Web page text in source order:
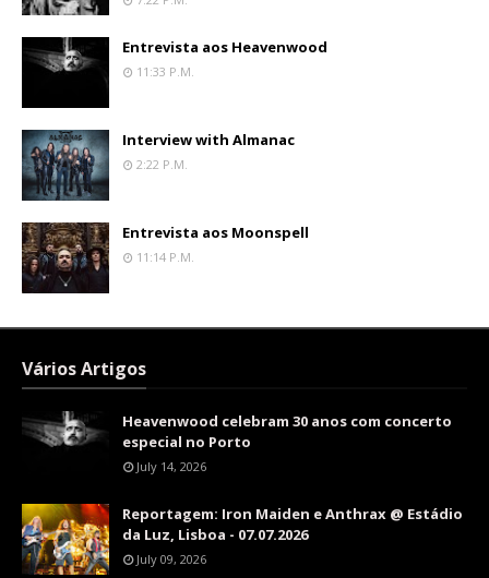
Entrevista aos Heavenwood
11:33 P.m.
Interview with Almanac
2:22 P.m.
Entrevista aos Moonspell
11:14 P.m.
Vários Artigos
Heavenwood celebram 30 anos com concerto
especial no Porto
July 14, 2026
Reportagem: Iron Maiden e Anthrax @ Estádio
da Luz, Lisboa - 07.07.2026
July 09, 2026